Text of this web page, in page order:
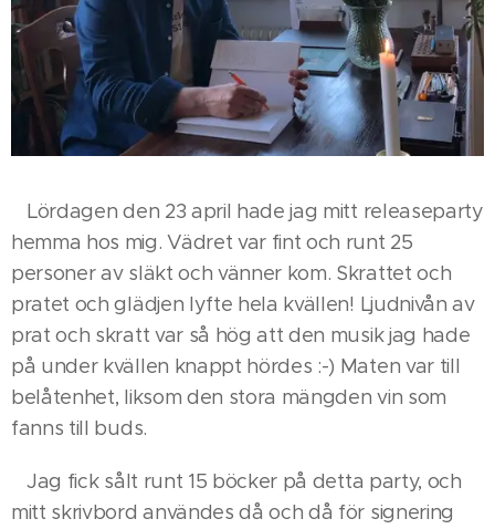
Lördagen den 23 april hade jag mitt releaseparty
hemma hos mig. Vädret var fint och runt 25
personer av släkt och vänner kom. Skrattet och
pratet och glädjen lyfte hela kvällen! Ljudnivån av
prat och skratt var så hög att den musik jag hade
på under kvällen knappt hördes :-) Maten var till
belåtenhet, liksom den stora mängden vin som
fanns till buds.
Jag fick sålt runt 15 böcker på detta party, och
mitt skrivbord användes då och då för signering